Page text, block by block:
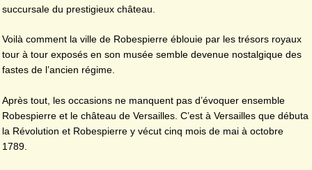
succursale du prestigieux château.
Voilà comment la ville de Robespierre éblouie par les trésors royaux
tour à tour exposés en son musée semble devenue nostalgique des
fastes de l’ancien régime.
Après tout, les occasions ne manquent pas d’évoquer ensemble
Robespierre et le château de Versailles. C’est à Versailles que débuta
la Révolution et Robespierre y vécut cinq mois de mai à octobre
1789.